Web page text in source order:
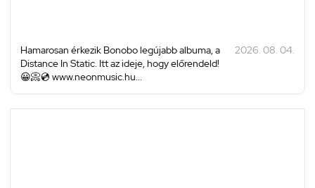
Hamarosan érkezik Bonobo legújabb albuma, a
Distance In Static. Itt az ideje, hogy előrendeld!
😀📀💿 www.neonmusic.hu...
2026. 08. 04.